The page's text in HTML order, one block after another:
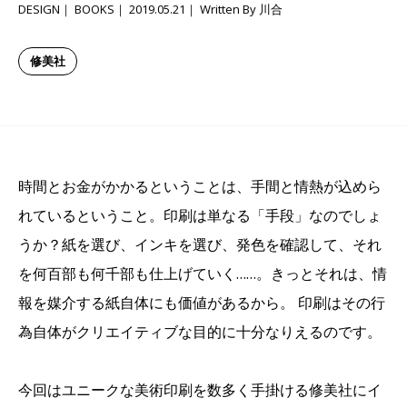
修美社
DESIGN BOOKS 2019.05.21 Written By 川合
時間とお金がかかるということは、手間と情熱が込めら
れているということ。印刷は単なる「手段」なのでしょ
うか？紙を選び、インキを選び、発色を確認して、それ
を何百部も何千部も仕上げていく……。きっとそれは、情
報を媒介する紙自体にも価値があるから。 印刷はその行
為自体がクリエイティブな目的に十分なりえるのです。
今回はユニークな美術印刷を数多く手掛ける修美社にイ